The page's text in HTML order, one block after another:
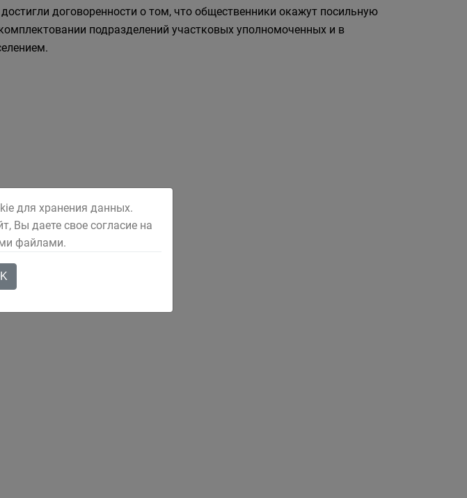
договоренности о том, что общественники окажут посильную
подразделений участковых уполномоченных и в
для хранения данных.
Вы даете свое согласие на
файлами.